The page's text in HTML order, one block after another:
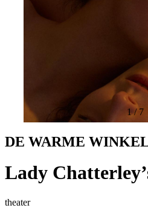
1/ 7
DE WARME
Lady
theater